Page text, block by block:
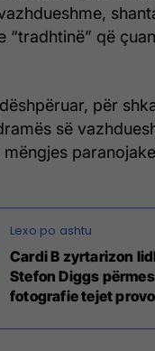
“tradhtinë” që
për
së
Cardi B zyrtarizon
Stefon Diggs
fotografie tejet